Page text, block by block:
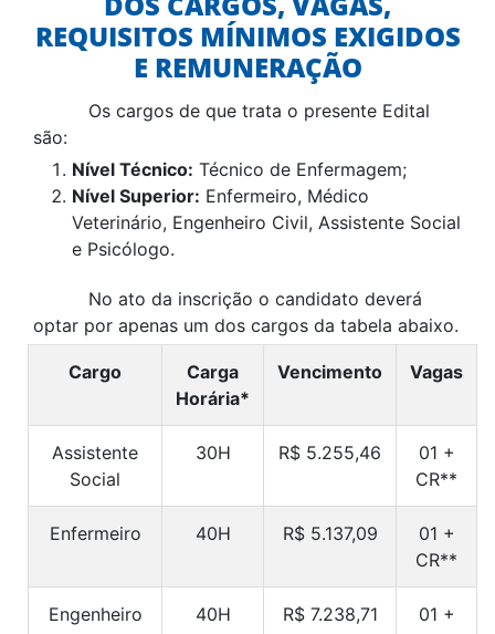
REQUISITOS MÍNIMOS EXIGIDOS
E REMUNERAÇÃO
Os cargos de que trata o presente Edital
são:
Nível Técnico: Técnico de Enfermagem;
Nível Superior: Enfermeiro, Médico
Veterinário, Engenheiro Civil, Assistente Social
e Psicólogo.
No ato da inscrição o candidato deverá
optar por apenas um dos cargos da tabela abaixo.
Cargo
Carga
Horária*
Vencimento Vagas
Assistente
Social
30H R$ 5.255,46
01 +
CR**
Enfermeiro 40H R$ 5.137,09
01 +
CR**
Engenheiro
40H R$ 7.238,71
01 +